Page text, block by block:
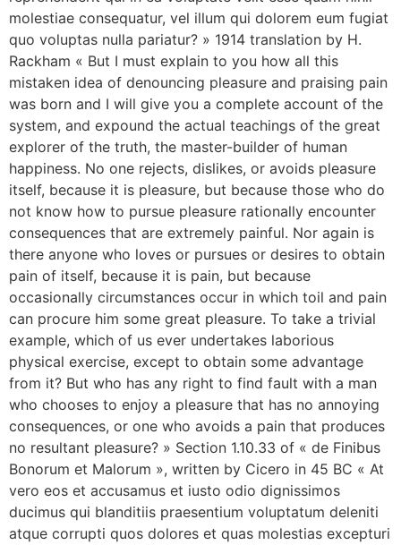
molestiae consequatur, vel illum qui dolorem eum fugiat
quo voluptas nulla pariatur? » 1914 translation by H.
Rackham « But I must explain to you how all this
mistaken idea of denouncing pleasure and praising pain
was born and I will give you a complete account of the
system, and expound the actual teachings of the great
explorer of the truth, the master-builder of human
happiness. No one rejects, dislikes, or avoids pleasure
itself, because it is pleasure, but because those who do
not know how to pursue pleasure rationally encounter
consequences that are extremely painful. Nor again is
there anyone who loves or pursues or desires to obtain
pain of itself, because it is pain, but because
occasionally circumstances occur in which toil and pain
can procure him some great pleasure. To take a trivial
example, which of us ever undertakes laborious
physical exercise, except to obtain some advantage
from it? But who has any right to find fault with a man
who chooses to enjoy a pleasure that has no annoying
consequences, or one who avoids a pain that produces
no resultant pleasure? » Section 1.10.33 of « de Finibus
Bonorum et Malorum », written by Cicero in 45 BC « At
vero eos et accusamus et iusto odio dignissimos
ducimus qui blanditiis praesentium voluptatum deleniti
atque corrupti quos dolores et quas molestias excepturi